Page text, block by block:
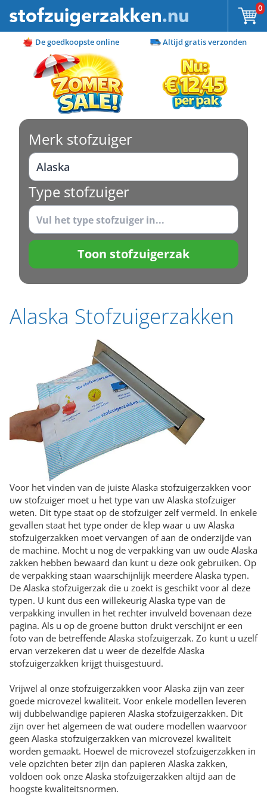
Ga naar de inhoud 0
De goedkoopste online Altijd gratis verzonden
Merk stofzuiger
Type stofzuiger
Toon stofzuigerzak
Alaska Stofzuigerzakken
Voor het vinden van de juiste Alaska stofzuigerzakken voor
uw stofzuiger moet u het type van uw Alaska stofzuiger
weten. Dit type staat op de stofzuiger zelf vermeld. In enkele
gevallen staat het type onder de klep waar u uw Alaska
stofzuigerzakken moet vervangen of aan de onderzijde van
de machine. Mocht u nog de verpakking van uw oude Alaska
zakken hebben bewaard dan kunt u deze ook gebruiken. Op
de verpakking staan waarschijnlijk meerdere Alaska typen.
De Alaska stofzuigerzak die u zoekt is geschikt voor al deze
typen. U kunt dus een willekeurig Alaska type van de
verpakking invullen in het rechter invulveld bovenaan deze
pagina. Als u op de groene button drukt verschijnt er een
foto van de betreffende Alaska stofzuigerzak. Zo kunt u uzelf
ervan verzekeren dat u weer de dezelfde Alaska
stofzuigerzakken krijgt thuisgestuurd.
Vrijwel al onze stofzuigerzakken voor Alaska zijn van zeer
goede microvezel kwaliteit. Voor enkele modellen leveren
wij dubbelwandige papieren Alaska stofzuigerzakken. Dit
zijn over het algemeen de wat oudere modellen waarvoor
geen Alaska stofzuigerzakken van microvezel kwaliteit
worden gemaakt. Hoewel de microvezel stofzuigerzakken in
vele opzichten beter zijn dan papieren Alaska zakken,
voldoen ook onze Alaska stofzuigerzakken altijd aan de
hoogste kwaliteitsnormen.